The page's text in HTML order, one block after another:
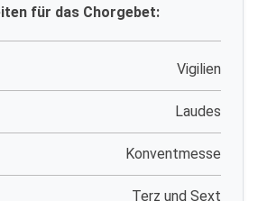
für das Chorgebet:
Vigilien
Laudes
Konventmesse
Terz und Sext